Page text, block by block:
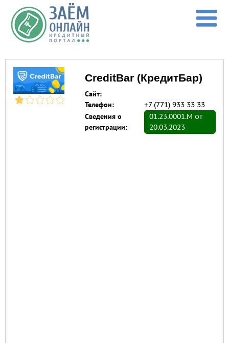
Перейти к основному содержанию
CreditBar (КредитБар)
Сайт:
Телефон:
+7 (771) 933 33 33
Сведения о
регистрации:
01.23.0001.M от
20.03.2023